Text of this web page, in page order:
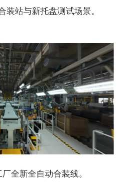
装站与新托盘测试场景。
全新全自动合装线。